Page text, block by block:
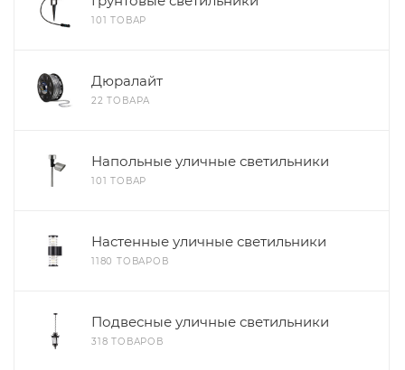
101 ТОВАР
Дюралайт
22 ТОВАРА
Напольные уличные светильники
101 ТОВАР
Настенные уличные светильники
1180 ТОВАРОВ
Подвесные уличные светильники
318 ТОВАРОВ